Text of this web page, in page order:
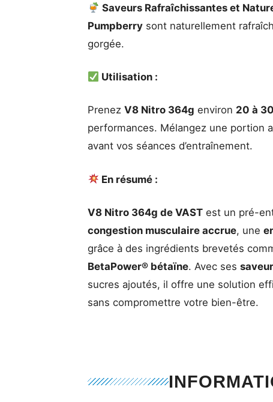
Saveurs Rafraîchissantes et
Pumpberry sont naturellement
gorgée.
Utilisation :
Prenez V8 Nitro 364g environ 20 à
performances. Mélangez une portion
avant vos séances d’entraînement.
En résumé :
V8 Nitro 364g de VAST est un pré-
congestion musculaire accrue, une
grâce à des ingrédients brevetés
BetaPower® bétaïne. Avec ses
sucres ajoutés, il offre une solution
sans compromettre votre bien-être.